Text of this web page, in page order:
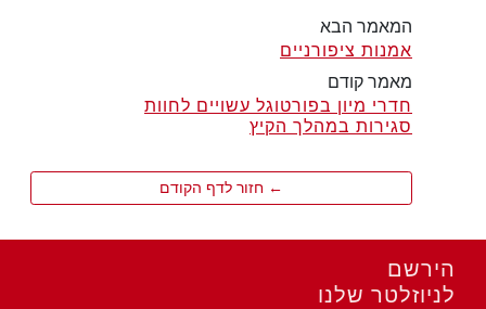
המאמר הבא
אמנות ציפורניים
מאמר קודם
חדרי מיון בפורטוגל עשויים לחוות
סגירות במהלך הקיץ
← חזור לדף הקודם
הירשם
לניוזלטר שלנו